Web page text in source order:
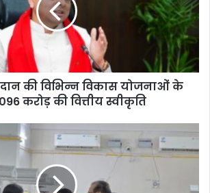
की विभिन्न विकास योजनाओं के
करोड़ की वित्तीय स्वीकृति